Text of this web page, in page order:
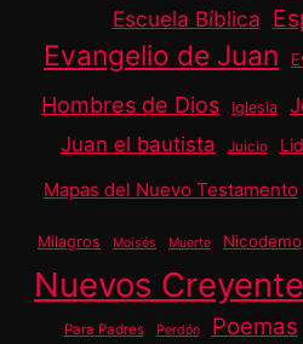
Escuela Bíblica
Evangelio de Juan
Hombres de Dios Iglesia
Juan el bautista Juicio
Mapas del Nuevo Testamento
Milagros Moisés Muerte Nicodemo
Nuevos
Para Padres Perdón Poemas